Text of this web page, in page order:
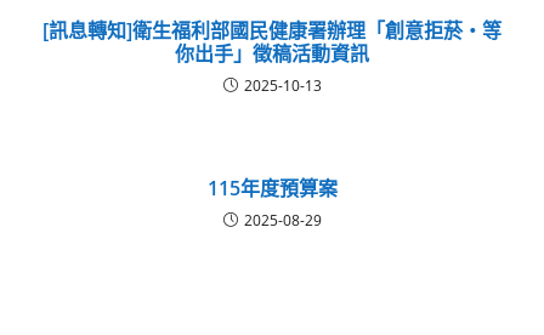
[訊息轉知]衛生福利部國民健康署辦理「創意拒菸‧等
你出手」徵稿活動資訊
2025-10-13
115年度預算案
2025-08-29